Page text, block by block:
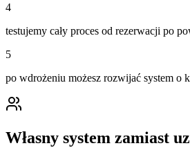
4
testujemy cały proces od rezerwacji po
5
po wdrożeniu możesz rozwijać system o
Własny system zamiast